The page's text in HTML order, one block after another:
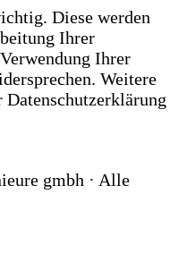
Diese werden
Ihrer
Ihrer
Weitere
gmbh · Alle